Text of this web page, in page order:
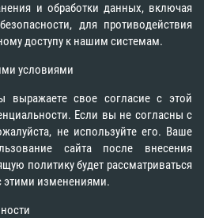
и обработки данных, включая
для противодействия
доступу к нашим системам.
условиями
выражаете свое согласие с этой
Если вы не согласны с
не используйте его. Ваше
сайта после внесения
политику будет рассматриваться
этими изменениями.